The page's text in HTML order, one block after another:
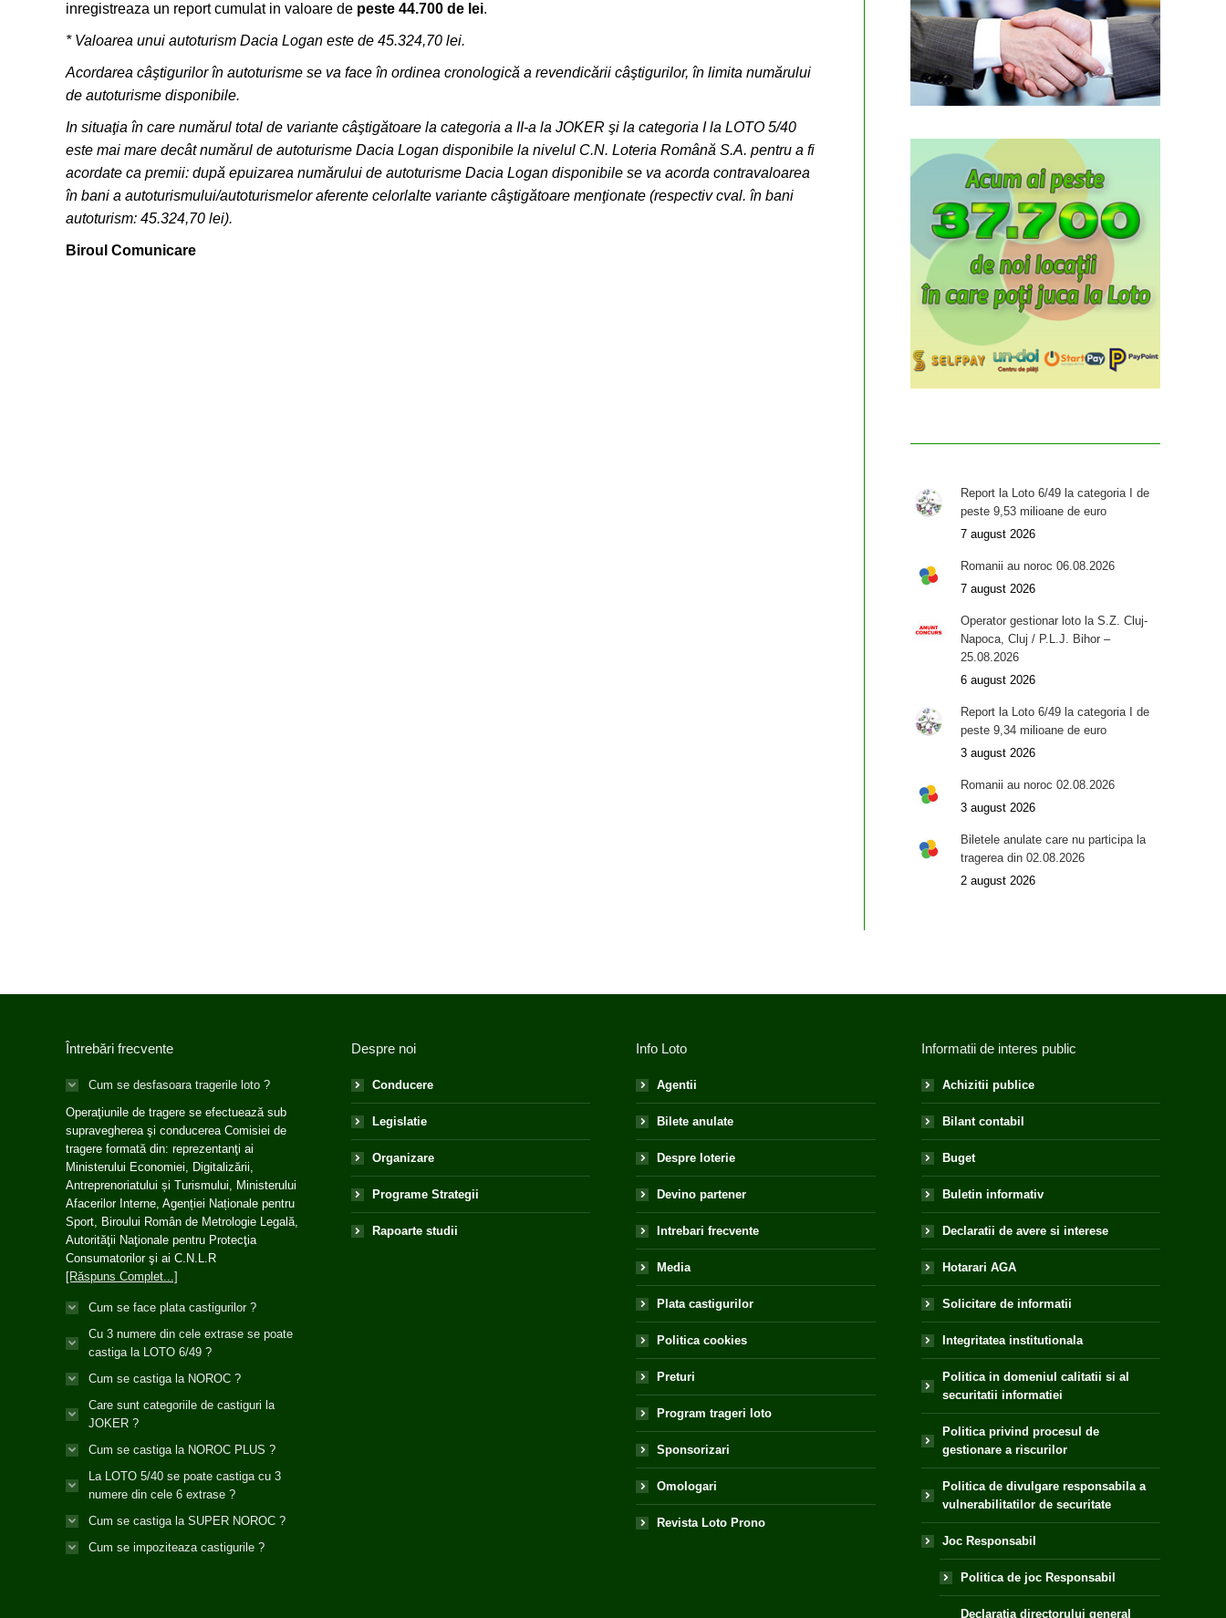
inregistreaza un report cumulat in valoare de peste 44.700 de lei.
* Valoarea unui autoturism Dacia Logan este de 45.324,70 lei.
Acordarea câştigurilor în autoturisme se va face în ordinea cronologică a revendicării câştigurilor, în limita numărului
de autoturisme disponibile.
In situaţia în care numărul total de variante câştigătoare la categoria a II-a la JOKER şi la categoria I la LOTO 5/40
este mai mare decât numărul de autoturisme Dacia Logan disponibile la nivelul C.N. Loteria Română S.A. pentru a fi
acordate ca premii: după epuizarea numărului de autoturisme Dacia Logan disponibile se va acorda contravaloarea
în bani a autoturismului/autoturismelor aferente celorlalte variante câştigătoare menţionate (respectiv cval. în bani
autoturism: 45.324,70 lei).
Biroul Comunicare
Report la Loto 6/49 la categoria I de
peste 9,53 milioane de euro
7 august 2026
Romanii au noroc 06.08.2026
7 august 2026
Operator gestionar loto la S.Z. Cluj-
Napoca, Cluj / P.L.J. Bihor –
25.08.2026
6 august 2026
Report la Loto 6/49 la categoria I de
peste 9,34 milioane de euro
3 august 2026
Romanii au noroc 02.08.2026
3 august 2026
Biletele anulate care nu participa la
tragerea din 02.08.2026
2 august 2026
Întrebări frecvente
Cum se desfasoara tragerile loto ?
Operaţiunile de tragere se efectuează sub
supravegherea şi conducerea Comisiei de
tragere formată din: reprezentanţi ai
Ministerului Economiei, Digitalizării,
Antreprenoriatului și Turismului, Ministerului
Afacerilor Interne, Agenției Naționale pentru
Sport, Biroului Român de Metrologie Legală,
Autorităţii Naţionale pentru Protecţia
Consumatorilor şi ai C.N.L.R
[Răspuns Complet...]
Cum se face plata castigurilor ?
Cu 3 numere din cele extrase se poate
castiga la LOTO 6/49 ?
Cum se castiga la NOROC ?
Care sunt categoriile de castiguri la
JOKER ?
Cum se castiga la NOROC PLUS ?
La LOTO 5/40 se poate castiga cu 3
numere din cele 6 extrase ?
Cum se castiga la SUPER NOROC ?
Cum se impoziteaza castigurile ?
Despre noi
Conducere
Legislatie
Organizare
Programe Strategii
Rapoarte studii
Info Loto
Agentii
Bilete anulate
Despre loterie
Devino partener
Intrebari frecvente
Media
Plata castigurilor
Politica cookies
Preturi
Program trageri loto
Sponsorizari
Omologari
Revista Loto Prono
Informatii de interes public
Achizitii publice
Bilant contabil
Buget
Buletin informativ
Declaratii de avere si interese
Hotarari AGA
Solicitare de informatii
Integritatea institutionala
Politica in domeniul calitatii si al
securitatii informatiei
Politica privind procesul de
gestionare a riscurilor
Politica de divulgare responsabila a
vulnerabilitatilor de securitate
Joc Responsabil
Politica de joc Responsabil
Declaratia directorului general